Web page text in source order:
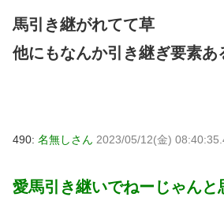
馬引き継がれてて草
他にもなんか引き継ぎ要素あ
490: 名無しさん 2023/05/12(金)
愛馬引き継いでねーじゃんと